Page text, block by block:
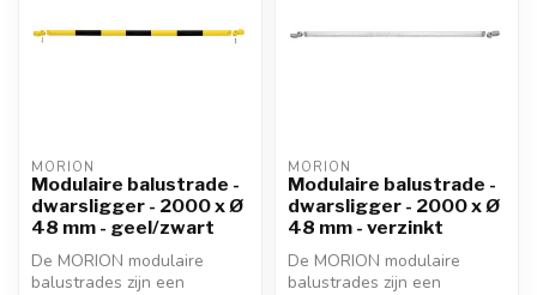
MORION
Modulaire balustrade -
dwarsligger - 2000 x Ø
48 mm - geel/zwart
De MORION modulaire
balustrades zijn een
MORION
Modulaire balustrade -
dwarsligger - 2000 x Ø
48 mm - verzinkt
De MORION modulaire
balustrades zijn een